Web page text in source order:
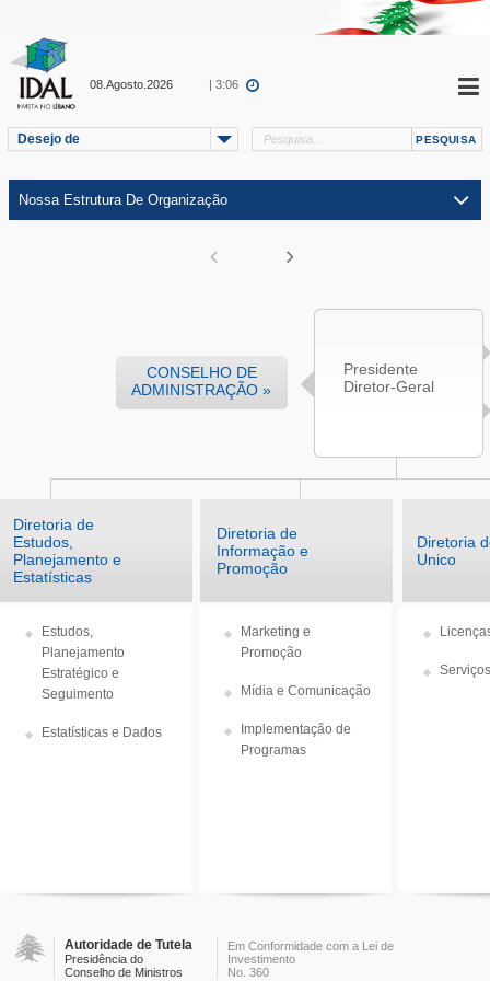
08.Agosto.2026 | 3:06
Desejo de
CONSELHO DE
ADMINISTRAÇÃO »
Presidente
Diretor-Geral
Diretoria de
Estudos,
Planejamento e
Estatísticas
Diretoria de
Informação e
Promoção
Diretoria
Unico
Estudos,
Planejamento
Estratégico e
Seguimento
Estatísticas e Dados
Marketing e
Promoção
Mídia e Comunicação
Implementação de
Programas
Autoridade de Tutela
Presidência do
Conselho de Ministros
Em Conformidade com a Lei de
Investimento
No. 360